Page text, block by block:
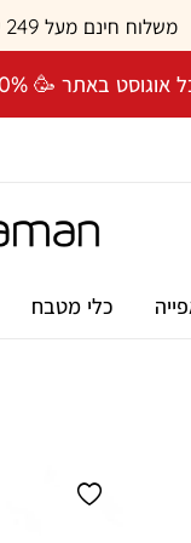
משלוח חינם מעל 249 ₪ | החזרות חינם בסניפים
🥳 50% הנחה + אקסטרה 25% על היתרה! 🎉
כלי מטבח